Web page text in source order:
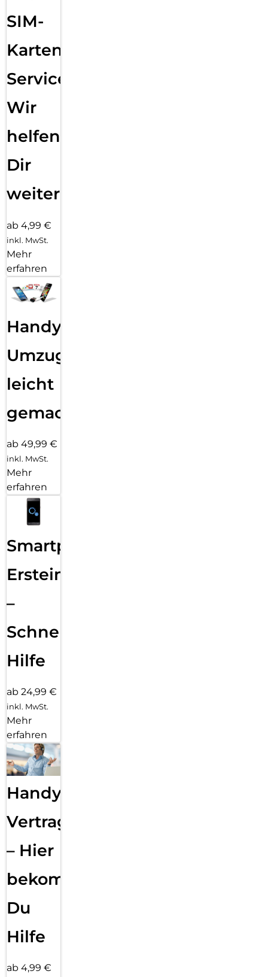
SIM-
Karten
Service:
Wir
helfen
Dir
weiter
ab 4,99 €
inkl. MwSt.
Mehr
erfahren
Handy
Umzug
leicht
gemacht!
ab 49,99 €
inkl. MwSt.
Mehr
erfahren
Smartphone
Ersteinrichtung
–
Schnelle
Hilfe
ab 24,99 €
inkl. MwSt.
Mehr
erfahren
Handy
Vertragsabwicklung
– Hier
bekommst
Du
Hilfe
ab 4,99 €